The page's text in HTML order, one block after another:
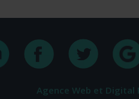
Agence Web et Digital